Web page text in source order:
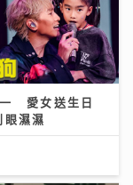
愛女送生日
濕濕